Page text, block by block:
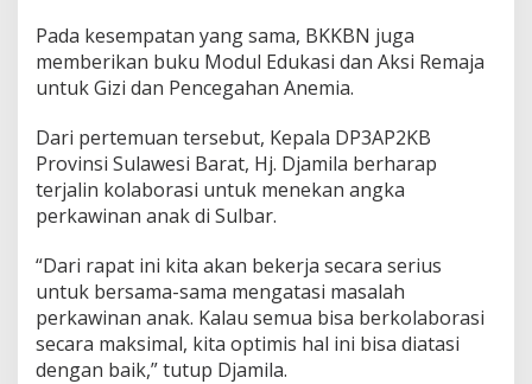
Pada kesempatan yang sama, BKKBN juga
memberikan buku Modul Edukasi dan Aksi Remaja
untuk Gizi dan Pencegahan Anemia.
Dari pertemuan tersebut, Kepala DP3AP2KB
Provinsi Sulawesi Barat, Hj. Djamila berharap
terjalin kolaborasi untuk menekan angka
perkawinan anak di Sulbar.
“Dari rapat ini kita akan bekerja secara serius
untuk bersama-sama mengatasi masalah
perkawinan anak. Kalau semua bisa berkolaborasi
secara maksimal, kita optimis hal ini bisa diatasi
dengan baik,” tutup Djamila.